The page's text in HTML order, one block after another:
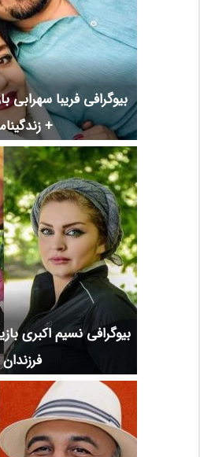
بیوگرافی فریبا
+
بیوگرافی نسیم اکبری
فرزندان